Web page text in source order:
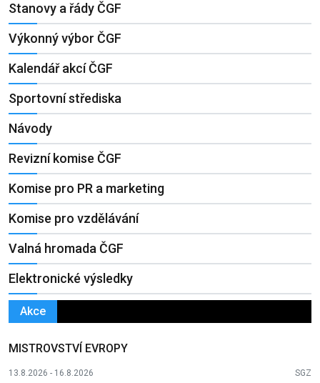
Stanovy a řády ČGF
Výkonný výbor ČGF
Kalendář akcí ČGF
Sportovní střediska
Návody
Revizní komise ČGF
Komise pro PR a marketing
Komise pro vzdělávání
Valná hromada ČGF
Elektronické výsledky
Akce
MISTROVSTVÍ EVROPY
13.8.2026 - 16.8.2026 SGZ